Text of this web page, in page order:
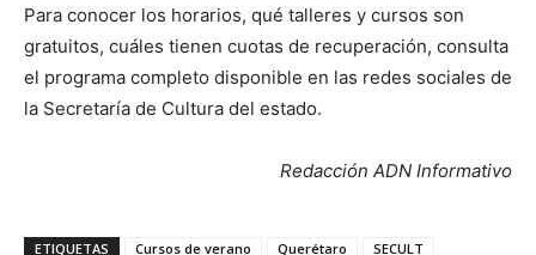
Para conocer los horarios, qué talleres y cursos son
gratuitos, cuáles tienen cuotas de recuperación, consulta
el programa completo disponible en las redes sociales de
la Secretaría de Cultura del estado.
Redacción ADN Informativo
ETIQUETAS Cursos de verano Querétaro SECULT